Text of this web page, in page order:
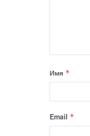
Имя *
Email *